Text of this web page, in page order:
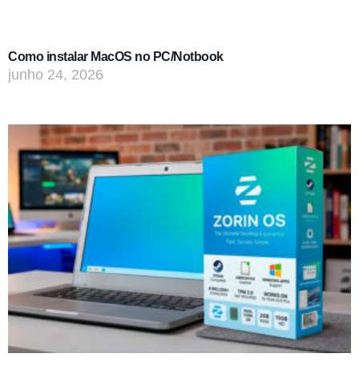
Como instalar MacOS no PC/Notbook
junho 24, 2026